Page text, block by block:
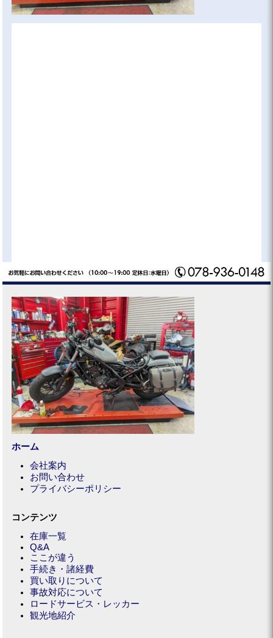
ホーム
会社案内
お問い合わせ
プライバシーポリシー
コンテンツ
在庫一覧
Q&A
ここが違う
手続き・諸経費
買い取りについて
事故対応について
ロードサービス・レッカー
観光地紹介